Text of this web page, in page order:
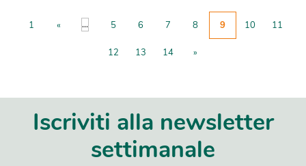
1 « ... 5 6 7 8 9 10 11
12 13 14 »
Iscriviti alla newsletter
settimanale